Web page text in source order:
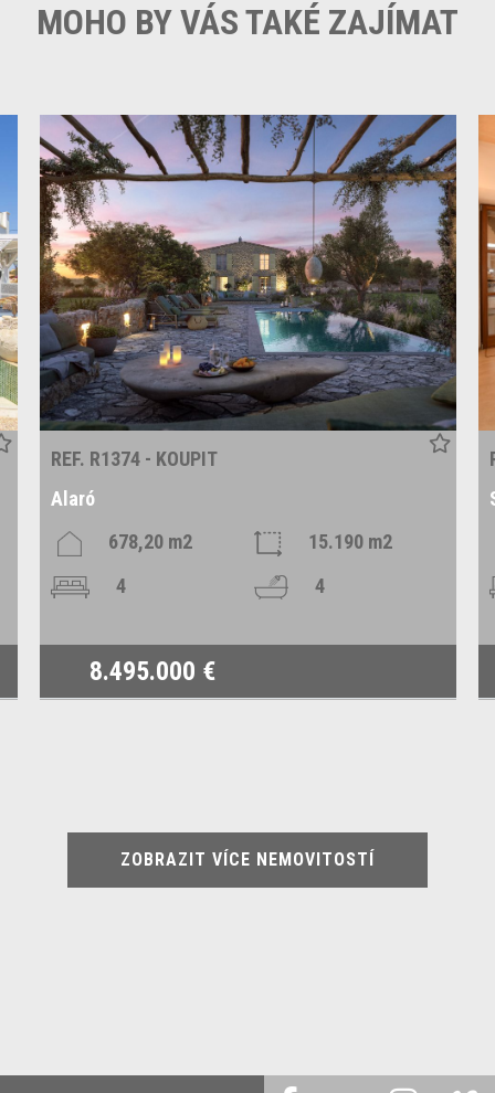
MOHO BY VÁS TAKÉ ZAJÍMAT
REF. R1374 - KOUPIT
Alaró
678,20 m2
15.190 m2
4
4
8.495.000 €
ZOBRAZIT VÍCE NEMOVITOSTÍ